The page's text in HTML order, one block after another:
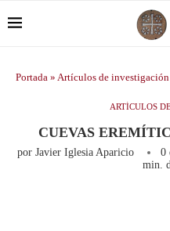
Portada » Artículos de investigación
ARTÍCULOS
CUEVAS
por Javier Iglesia Aparicio 0
min.